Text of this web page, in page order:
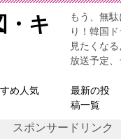
・キ
もう、無
り！韓国
見たくな
放送予定
め人気
最新の投
稿一覧
スポンサードリンク